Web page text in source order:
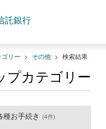
ゴリー > その他 > 検索結果
プカテゴリー
種お手続き (4件)